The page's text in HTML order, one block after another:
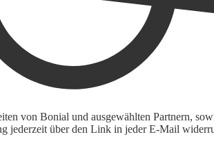
von Bonial und ausgewählten Partnern,
über den Link in jeder E-Mail